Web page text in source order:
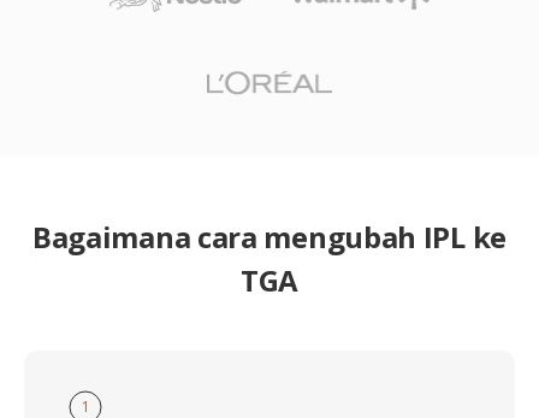
Bagaimana cara mengubah IPL ke
TGA
1